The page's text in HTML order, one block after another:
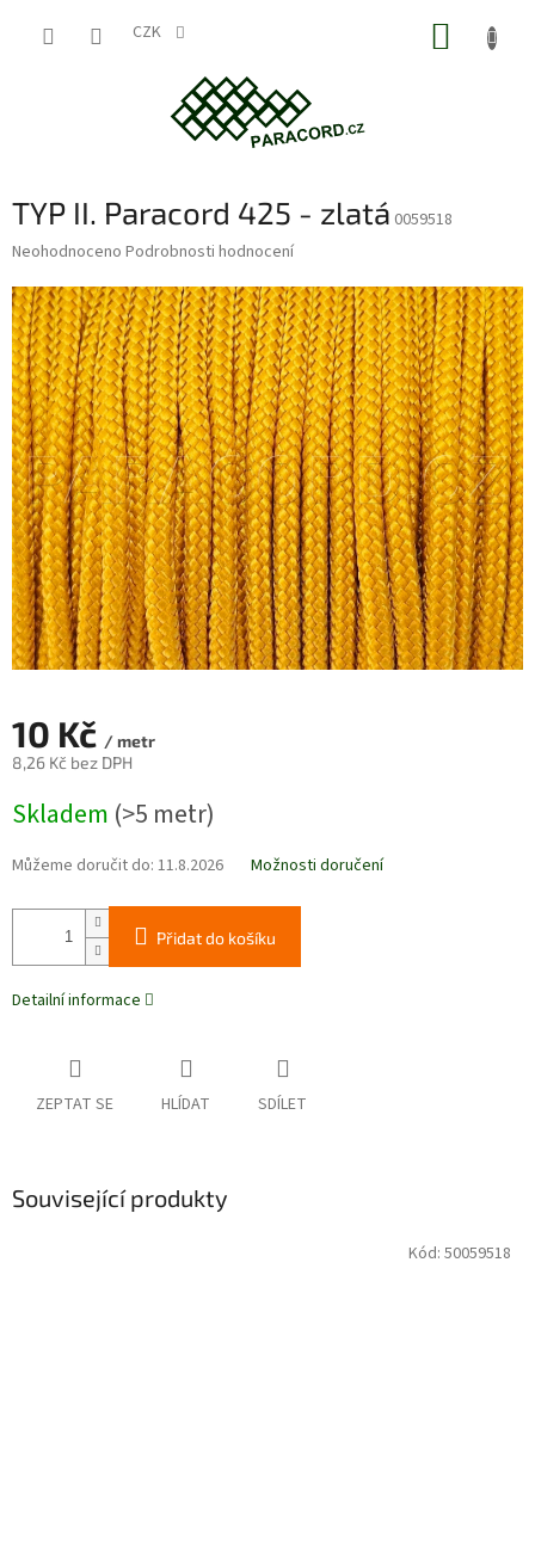
CZK
TYP II. Paracord 425 - zlatá 0059518
Průměrné
produktu
je
0,0
z
5
hvězdiček.
Neohodnoceno Podrobnosti hodnocení
10 Kč / metr
8,26 Kč bez DPH
cena:
Skladem (>5 metr)
Můžeme doručit do: 11.8.2026 Možnosti doručení
Přidat do košíku
Detailní informace
ZEPTAT SE HLÍDAT SDÍLET
Související produkty
Kód: 50059518